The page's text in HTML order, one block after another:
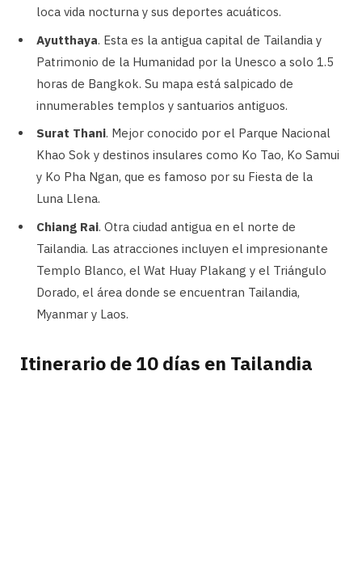
loca vida nocturna y sus deportes acuáticos.
Ayutthaya. Esta es la antigua capital de Tailandia y
Patrimonio de la Humanidad por la Unesco a solo 1.5
horas de Bangkok. Su mapa está salpicado de
innumerables templos y santuarios antiguos.
Surat Thani. Mejor conocido por el Parque Nacional
Khao Sok y destinos insulares como Ko Tao, Ko Samui
y Ko Pha Ngan, que es famoso por su Fiesta de la
Luna Llena.
Chiang Rai. Otra ciudad antigua en el norte de
Tailandia. Las atracciones incluyen el impresionante
Templo Blanco, el Wat Huay Plakang y el Triángulo
Dorado, el área donde se encuentran Tailandia,
Myanmar y Laos.
Itinerario de 10 días en Tailandia